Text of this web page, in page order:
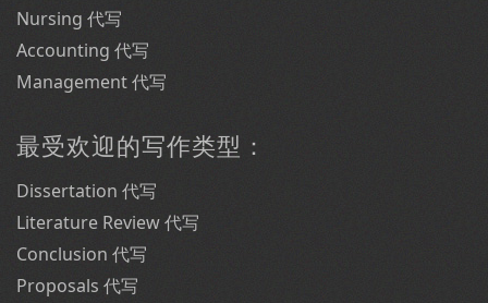
Nursing 代写
Accounting 代写
Management 代写
最受欢迎的写作类型：
Dissertation 代写
Literature Review 代写
Conclusion 代写
Proposals 代写